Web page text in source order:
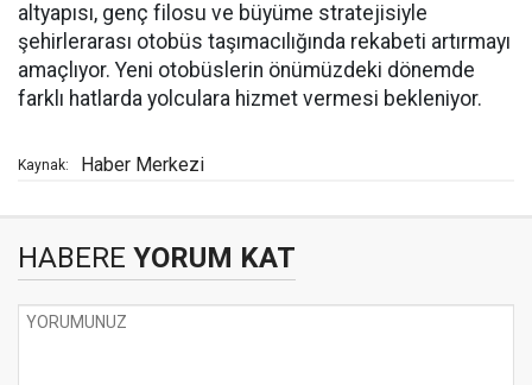
altyapısı, genç filosu ve büyüme stratejisiyle
şehirlerarası otobüs taşımacılığında rekabeti artırmayı
amaçlıyor. Yeni otobüslerin önümüzdeki dönemde
farklı hatlarda yolculara hizmet vermesi bekleniyor.
Kaynak: Haber Merkezi
HABERE YORUM KAT